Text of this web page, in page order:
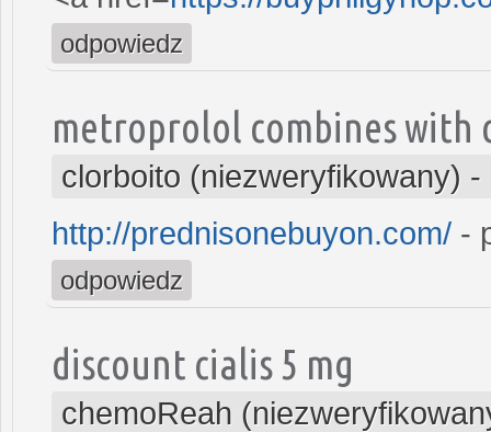
odpowiedz
metroprolol combines with
clorboito (niezweryfikowany) -
http://prednisonebuyon.com/ -
odpowiedz
discount cialis 5 mg
chemoReah